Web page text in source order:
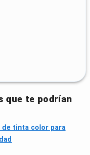
que te podrían
de tinta color para